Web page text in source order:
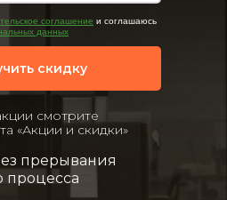
соглашение и соглашаюсь
данных
скидку
смотрите
«Акции и скидки»
прерывания
процесса